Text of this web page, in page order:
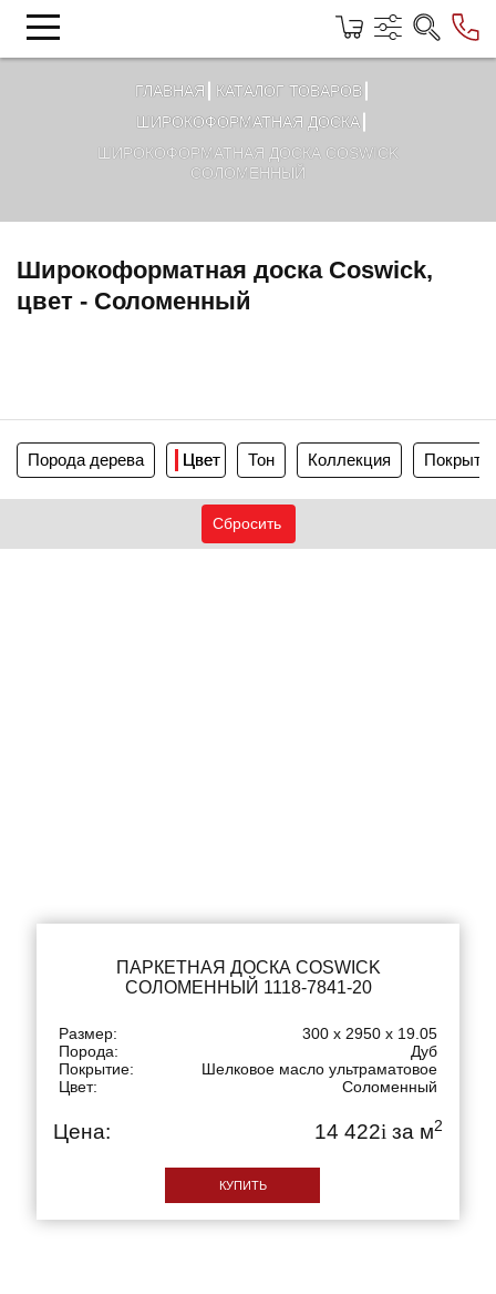
ГЛАВНАЯ
КАТАЛОГ ТОВАРОВ
ШИРОКОФОРМАТНАЯ ДОСКА
ШИРОКОФОРМАТНАЯ ДОСКА COSWICK
СОЛОМЕННЫЙ
Широкоформатная доска Coswick,
цвет - Соломенный
Порода дерева Цвет Тон Коллекция
ПАРКЕТНАЯ ДОСКА COSWICK
СОЛОМЕННЫЙ 1118-7841-20
Размер:
300 x 2950 x 19.05
Порода:
Дуб
Покрытие:
Шелковое масло ультраматовое
Цвет:
Соломенный
Цена: 14 422i за м2
КУПИТЬ